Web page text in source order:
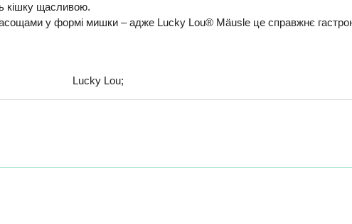
кішку щасливою.
у формі мишки – адже Lucky Lou® Mäusle це справжнє
Lucky Lou;